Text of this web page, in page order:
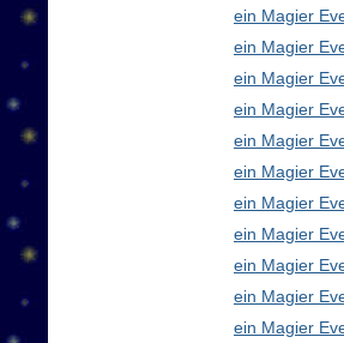
ein Magier
ein Magier
ein Magier
ein Magier
ein Magier
ein Magier
ein Magier
ein Magier
ein Magier
ein Magier
ein Magier